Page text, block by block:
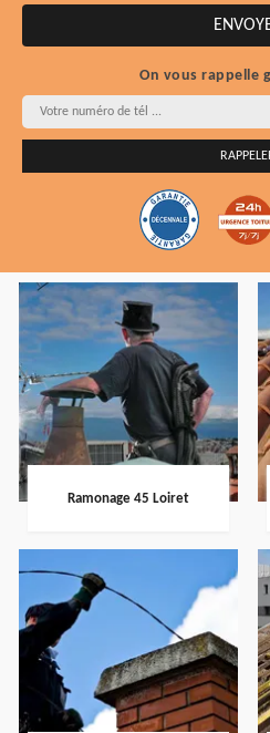
On vous rappelle
Ramonage 45 Loiret